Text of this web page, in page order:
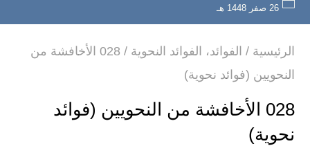
26 صفر 1448 هـ
الرئيسية / الفوائد، الفوائد النحوية /
028 الأخافشة من
النحويين (فوائد نحوية)
028 الأخافشة من النحويين (فوائد
نحوية)